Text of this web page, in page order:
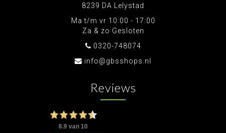
8239 DA Lelystad
Ma t/m vr 10:00 - 17:00
Za & zo Gesloten
0320-748074
info@gbsshops.nl
Reviews